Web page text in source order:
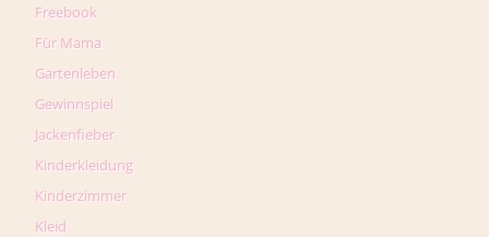
Freebook
Für Mama
Gartenleben
Gewinnspiel
Jackenfieber
Kinderkleidung
Kinderzimmer
Kleid